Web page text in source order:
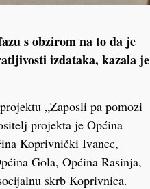
s obzirom na to da je
izdataka, kazala je
„Zaposli pa pomozi
projekta je Općina
Koprivnički Ivanec,
Gola, Općina Rasinja,
skrb Koprivnica.